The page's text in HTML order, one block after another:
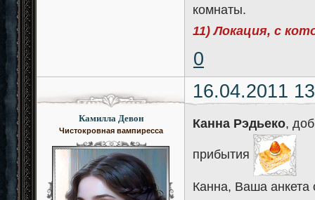
комнаты.
11) Локация, с
0
16.04.2011
Камилла Девон
Чистокровная вампиресса
Канна Рэдьеко,
прибытия
Канна, Ваша